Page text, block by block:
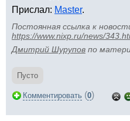
Прислал: Master.
Постоянная ссылка к
https://www.nixp.ru/news/
Дмитрий Шурупов по
Пусто
Комментировать (0)